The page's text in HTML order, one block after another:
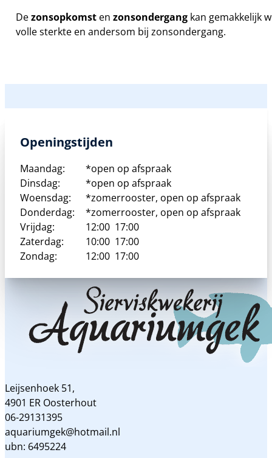
Dezonsopkomst en zonsondergangkan gemakkelijk
volle sterkte en andersom bij zonsondergang.
Leijsenhoek 51,
4901 ER Oosterhout
06-29131395
aquariumgek@hotmail.nl
ubn: 6495224
Openingstijden
Maandag:
*open op afspraak
Dinsdag:
*open op afspraak
Woensdag:
*zomerrooster, open op afspraak
Donderdag:
*zomerrooster, open op afspraak
Vrijdag:
12:00 17:00
Zaterdag:
10:00 17:00
Zondag:
12:00 17:00